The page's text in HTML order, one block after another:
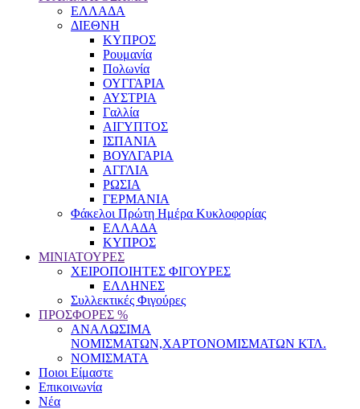
ΕΛΛΑΔΑ
ΔΙΕΘΝΗ
ΚΥΠΡΟΣ
Ρουμανία
Πολωνία
ΟΥΓΓΑΡΙΑ
ΑΥΣΤΡΙΑ
Γαλλία
ΑΙΓΥΠΤΟΣ
ΙΣΠΑΝΙΑ
ΒΟΥΛΓΑΡΙΑ
ΑΓΓΛΙΑ
ΡΩΣΙΑ
ΓΕΡΜΑΝΙΑ
Φάκελοι Πρώτη Ημέρα Κυκλοφορίας
ΕΛΛΑΔΑ
ΚΥΠΡΟΣ
ΜΙΝΙΑΤΟΥΡΕΣ
ΧΕΙΡΟΠΟΙΗΤΕΣ ΦΙΓΟΥΡΕΣ
ΕΛΛΗΝΕΣ
Συλλεκτικές Φιγούρες
ΠΡΟΣΦΟΡΕΣ %
ΑΝΑΛΩΣΙΜΑ
ΝΟΜΙΣΜΑΤΩΝ,ΧΑΡΤΟΝΟΜΙΣΜΑΤΩΝ ΚΤΛ.
ΝΟΜΙΣΜΑΤΑ
Ποιοι Είμαστε
Επικοινωνία
Νέα